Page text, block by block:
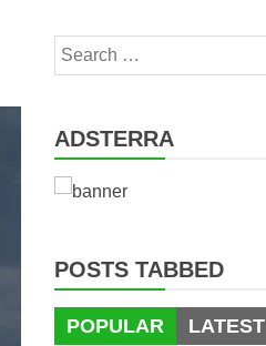
Search
for:
ADSTERRA
POSTS TABBED
POPULAR LATEST